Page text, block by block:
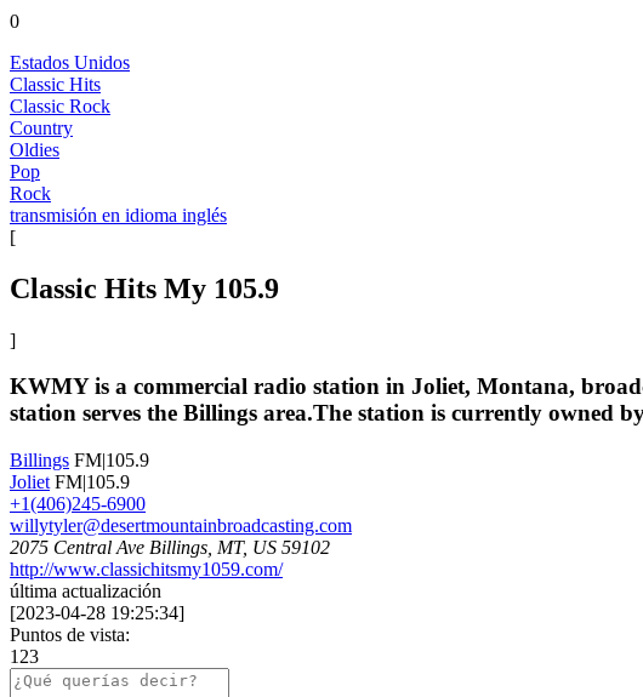
0
Estados Unidos
Classic Hits
Classic Rock
Country
Oldies
Pop
Rock
transmisión en idioma inglés
[
Classic Hits My 105.9
]
KWMY is a commercial radio station in Joliet, Montana,
station serves the Billings area.The station is currently owned
Billings FM|105.9
Joliet FM|105.9
+1(406)245-6900
willytyler@desertmountainbroadcasting.com
2075 Central Ave Billings, MT, US 59102
http://www.classichitsmy1059.com/
última actualización
[2023-04-28 19:25:34]
Puntos de vista:
123